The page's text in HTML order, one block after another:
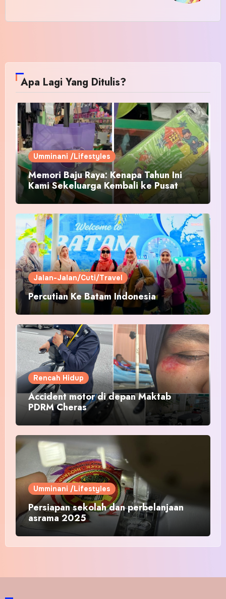
Apa Lagi Yang Ditulis?
Umminani /Lifestyles
Memori Baju Raya: Kenapa Tahun Ini
Kami Sekeluarga Kembali ke Pusat
Pakaian Hari-Hari?
Jalan-Jalan/Cuti/Travel
Percutian Ke Batam Indonesia
Rencah Hidup
Accident motor di depan Maktab
PDRM Cheras
Umminani /Lifestyles
Persiapan sekolah dan perbelanjaan
asrama 2025